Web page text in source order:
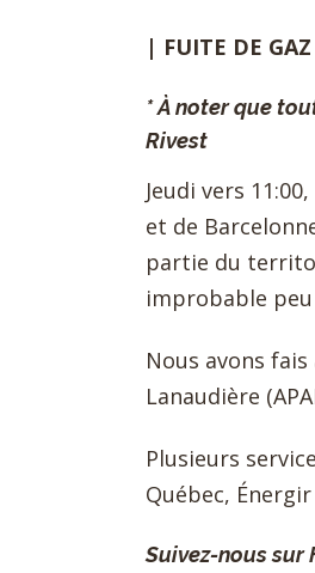
| FUITE DE GAZ
* À noter que
Rivest
Jeudi vers
et de
partie du
improbable peu
Nous avons
Lanaudière
Plusieurs
Québec,
Suivez-nous sur